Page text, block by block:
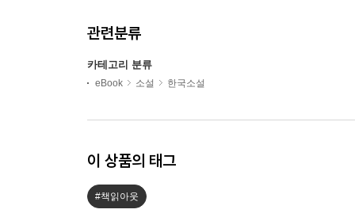
관련분류
카테고리 분류
eBook 소설 한국소설
이 상품의 태그
#책읽아웃